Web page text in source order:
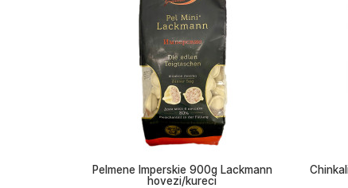
Pelmene Imperskie 900g Lackmann
hovezi/kureci